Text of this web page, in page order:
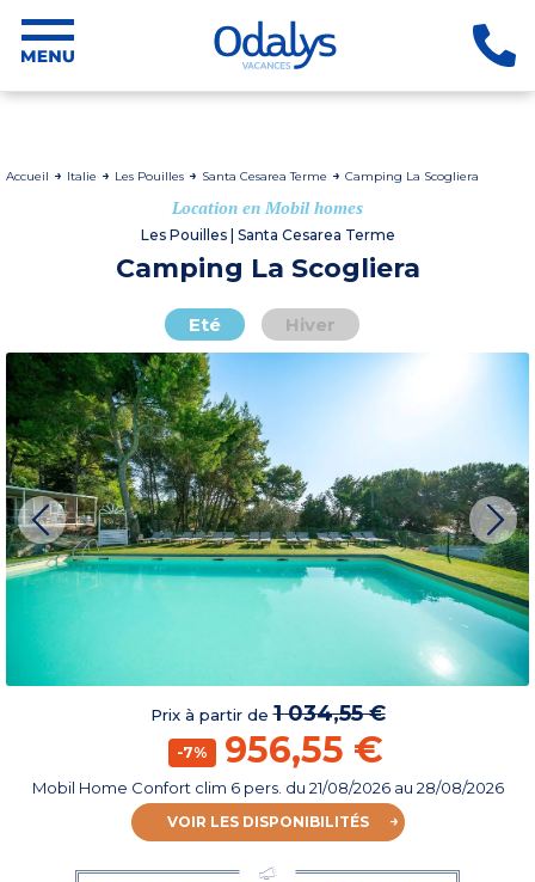
Accueil Italie Les Pouilles Santa Cesarea Terme Camping La Scogliera
Location en Mobil homes
Les Pouilles | Santa Cesarea Terme
Camping La Scogliera
Eté Hiver
Prix à partir de1 034,55 €
-7% 956,55 €
Mobil Home Confort clim 6 pers. du 21/08/2026au 28/08/2026
VOIR LES DISPONIBILITÉS